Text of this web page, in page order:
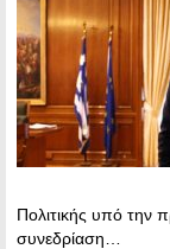
Πολιτικής υπό την
συνεδρίαση…